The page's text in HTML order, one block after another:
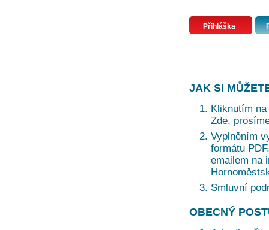
Přihláška
JAK SI
Kliknutím
Zde,
Vyplněním
formátu
emailem na
Smluvní
OBECNÝ